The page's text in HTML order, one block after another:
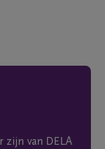
zijn van DELA